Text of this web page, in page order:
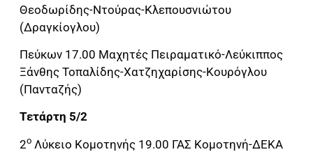
Θεοδωρίδης-Ντούρας-Κλεπουσνιώτου
(Δραγκίογλου)
Πεύκων 17.00 Μαχητές Πειραματικό-Λεύκιππος
Ξάνθης Τοπαλίδης-Χατζηχαρίσης-Κουρόγλου
(Πανταζής)
Τετάρτη 5/2
2ο Λύκειο Κομοτηνής 19.00 ΓΑΣ Κομοτηνή-ΔΕΚΑ